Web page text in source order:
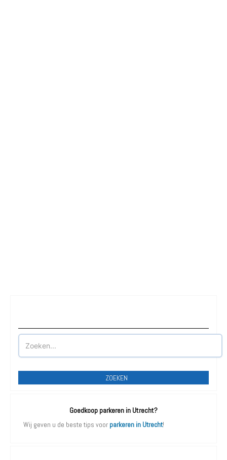
ZOEKEN
Goedkoop parkeren in Utrecht?
Wij geven u de beste tips voor parkeren in Utrecht!